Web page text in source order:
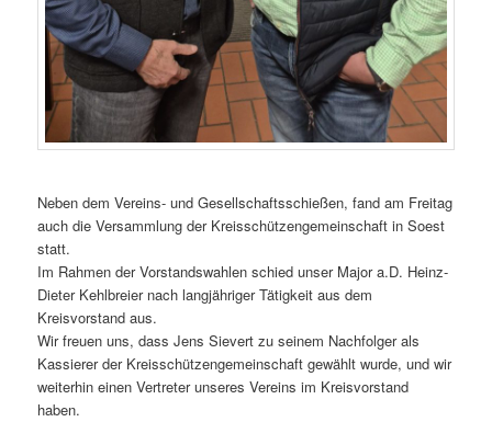
Neben dem Vereins- und Gesellschaftsschießen, fand am Freitag
auch die Versammlung der Kreisschützengemeinschaft in Soest
statt.
Im Rahmen der Vorstandswahlen schied unser Major a.D. Heinz-
Dieter Kehlbreier nach langjähriger Tätigkeit aus dem
Kreisvorstand aus.
Wir freuen uns, dass Jens Sievert zu seinem Nachfolger als
Kassierer der Kreisschützengemeinschaft gewählt wurde, und wir
weiterhin einen Vertreter unseres Vereins im Kreisvorstand
haben.